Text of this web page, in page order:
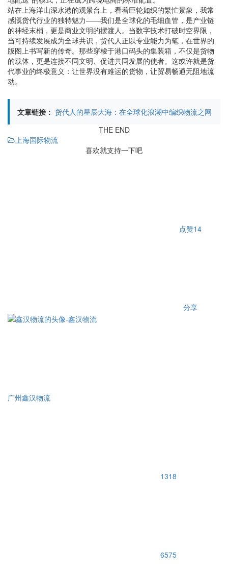
站在上海洋山深水港的观景台上，看着巨轮如织的繁忙景象，我常
感慨货代行业的独特魅力——我们是全球化的毛细血管，是产业链
的神经末梢，更是商业文明的摆渡人。当数字技术打破时空界限，
当可持续发展成为全球共识，货代人正以专业能力为笔，在世界的
版图上书写新的传奇。那些穿梭于港口码头的集装箱，不仅是货物
的载体，更是连接不同文明、促进共同发展的使者。这或许就是货
代事业的终极意义：让世界没有难运的货物，让贸易畅通无阻地流
动。
文章链接： 货代人的星辰大海：在全球化浪潮中编织物流之网
THE END
上海国际物流
喜欢就支持一下吧
点赞14
分享
广州鑫汉物流
1318
6575